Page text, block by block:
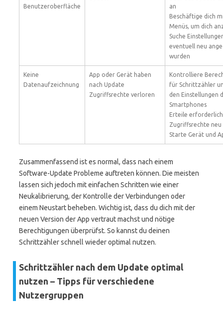
Benutzeroberfläche
an
Beschäftige dich
Menüs, um dich
Suche
eventuell neu
wurden
Keine
Datenaufzeichnung
App oder Gerät haben
nach Update
Zugriffsrechte verloren
Kontrolliere
für Schrittzähler
den Einstellungen
Smartphones
Erteile
Zugriffsrechte neu
Starte Gerät und
Zusammenfassend ist es normal, dass nach einem
Software-Update Probleme auftreten können. Die meisten
lassen sich jedoch mit einfachen Schritten wie einer
Neukalibrierung, der Kontrolle der Verbindungen oder
einem Neustart beheben. Wichtig ist, dass du dich mit der
neuen Version der App vertraut machst und nötige
Berechtigungen überprüfst. So kannst du deinen
Schrittzähler schnell wieder optimal nutzen.
Schrittzähler nach dem Update optimal
nutzen – Tipps für verschiedene
Nutzergruppen